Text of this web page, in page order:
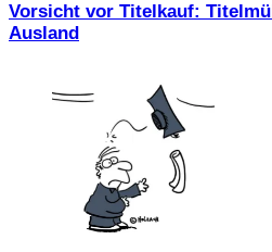
Vorsicht vor Titelkauf:
Ausland